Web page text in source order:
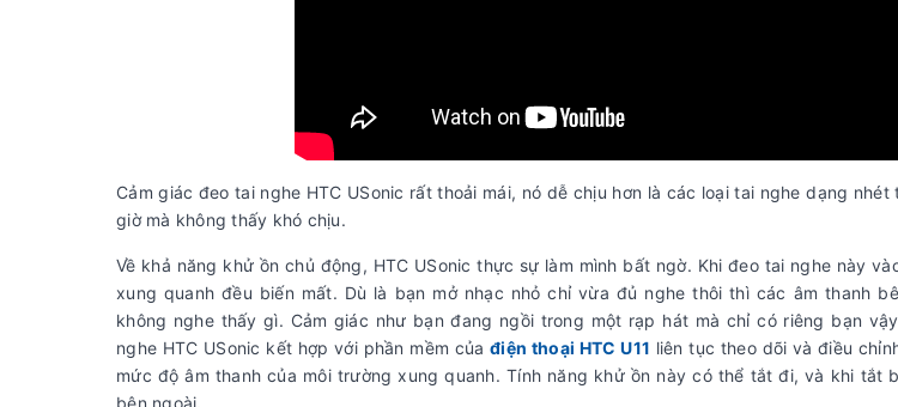
Cảm giác đeo tai nghe HTC USonic rất thoải mái, nó dễ chịu hơn là các loại tai nghe dạng
giờ mà không thấy khó chịu.
Về khả năng khử ồn chủ động, HTC USonic thực sự làm mình bất ngờ. Khi đeo tai nghe này
xung quanh đều biến mất. Dù là bạn mở nhạc nhỏ chỉ vừa đủ nghe thôi thì các âm thanh
không nghe thấy gì. Cảm giác như bạn đang ngồi trong một rạp hát mà chỉ có riêng bạn
nghe HTC USonic kết hợp với phần mềm củađiện thoại HTC U11 liên tục theo dõi và điều
mức độ âm thanh của môi trường xung quanh. Tính năng khử ồn này có thể tắt đi, và khi tắt
bên ngoài.